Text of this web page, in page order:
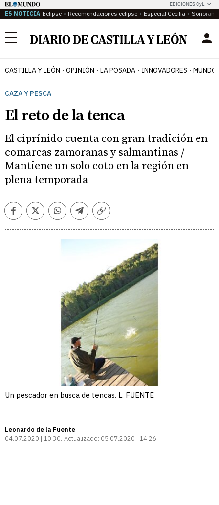
EDICIONES CyL
ES NOTICIA Eclipse Recomendaciones eclipse Especial Cecilia
Menú
CASTILLA Y LEÓN OPINIÓN LA POSADA INNOVADORES MUNDO
CAZA Y PESCA
El reto de la tenca
El ciprínido cuenta con gran tradición en
comarcas zamoranas y salmantinas /
Mantiene un solo coto en la región en
plena temporada
FacebookTwitterWhatsappTelegramCopiar
Un pescador en busca de tencas. L. FUENTE
Leonardo de la Fuente
04.07.2020 | 10:30 Actualizado: 05.07.2020 | 14:26